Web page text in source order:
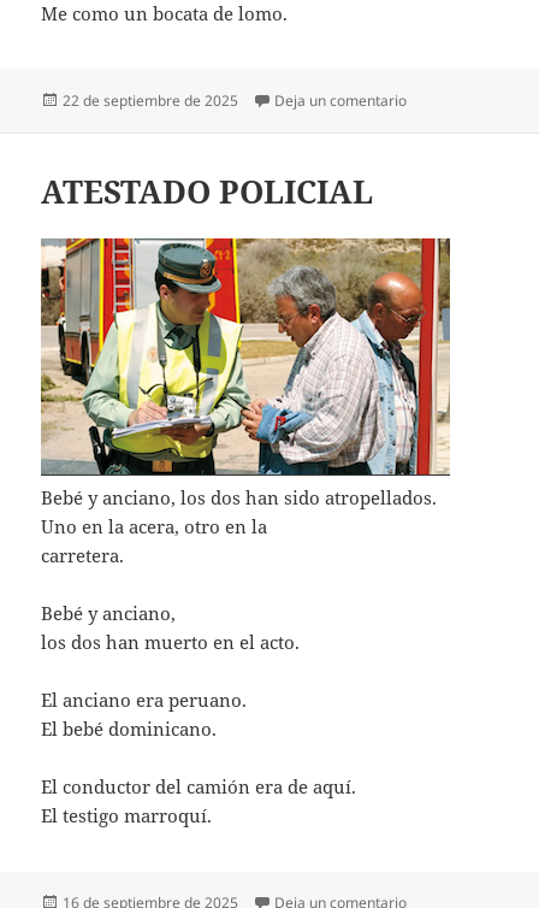
Me como un bocata de lomo.
Publicado
22 de septiembre de 2025 Deja un comentarioen ASÍ ESTÁ MEJOR
ATESTADO POLICIAL
Bebé y anciano, los dos han sido atropellados.
Uno en la acera, otro en la
carretera.
Bebé y anciano,
los dos han muerto en el acto.
El anciano era peruano.
El bebé dominicano.
El conductor del camión era de aquí.
El testigo marroquí.
Publicado
16 de septiembre de 2025 Deja un comentarioen ATESTADO